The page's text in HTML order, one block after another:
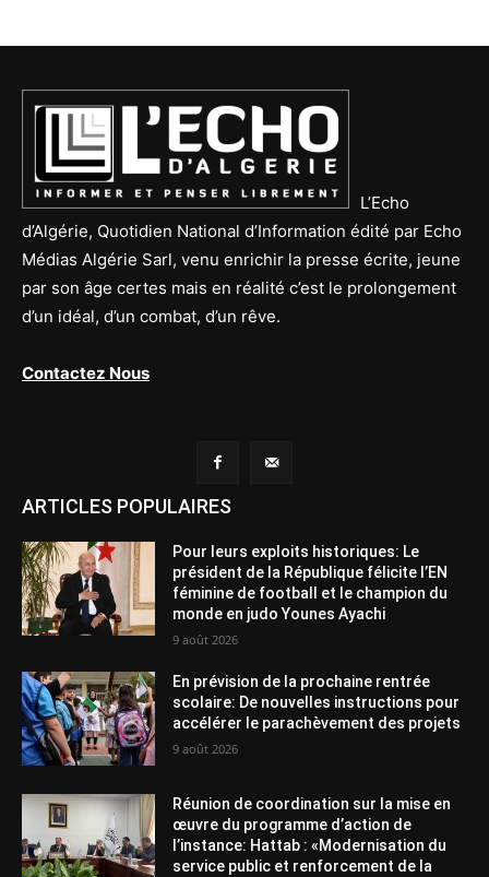
L’Echo
d’Algérie, Quotidien National d’Information édité par Echo
Médias Algérie Sarl, venu enrichir la presse écrite, jeune
par son âge certes mais en réalité c’est le prolongement
d’un idéal, d’un combat, d’un rêve.
Contactez Nous
ARTICLES POPULAIRES
Pour leurs exploits historiques: Le
président de la République félicite l’EN
féminine de football et le champion du
monde en judo Younes Ayachi
9 août 2026
En prévision de la prochaine rentrée
scolaire: De nouvelles instructions pour
accélérer le parachèvement des projets
9 août 2026
Réunion de coordination sur la mise en
œuvre du programme d’action de
l’instance: Hattab : «Modernisation du
service public et renforcement de la